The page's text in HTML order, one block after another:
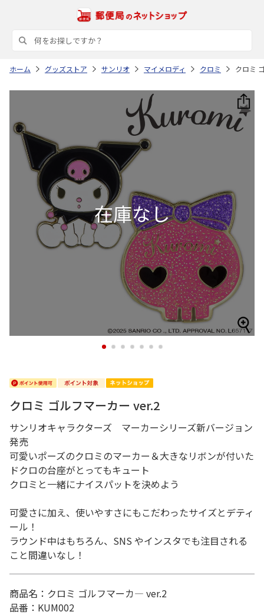
ホーム グッズストア サンリオ マイメロディ クロミ クロミ
1 2 3 4 5 6 7
クロミ ゴルフマーカー ver.2
サンリオキャラクターズ マーカーシリーズ新バージョン
発売
可愛いポーズのクロミのマーカー＆大きなリボンが付いた
ドクロの台座がとってもキュート
クロミと一緒にナイスパットを決めよう
可愛さに加え、使いやすさにもこだわったサイズとデティ
ール！
ラウンド中はもちろん、SNS やインスタでも注目される
こと間違いなし！
商品名：クロミ ゴルフマーカ― ver.2
品番：KUM002